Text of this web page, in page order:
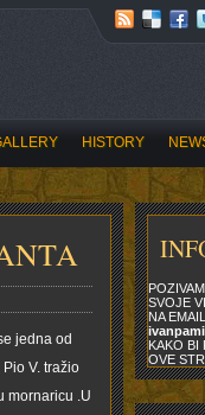
HISTORY
jedna od
V. tražio
mornaricu .U
SVOJE
NA EMAIL
KAKO BI
OVE